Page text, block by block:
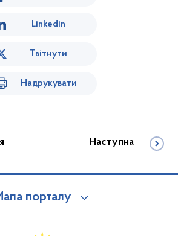
Linkedin
Твітнути
Надрукувати
Наступна
порталу